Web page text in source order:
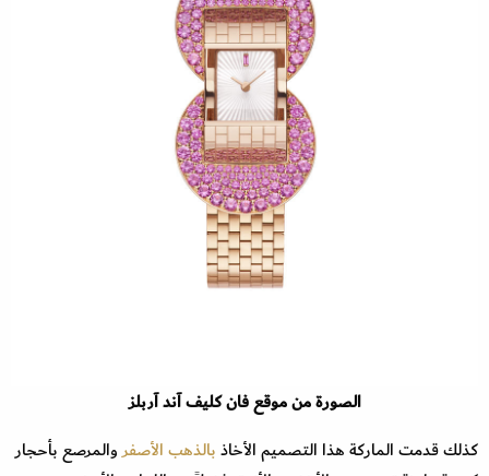
الصورة من موقع فان كليف آند آربلز
كذلك قدمت الماركة هذا التصميم الأخاذبالذهب الأصفروالمرصع بأحجار